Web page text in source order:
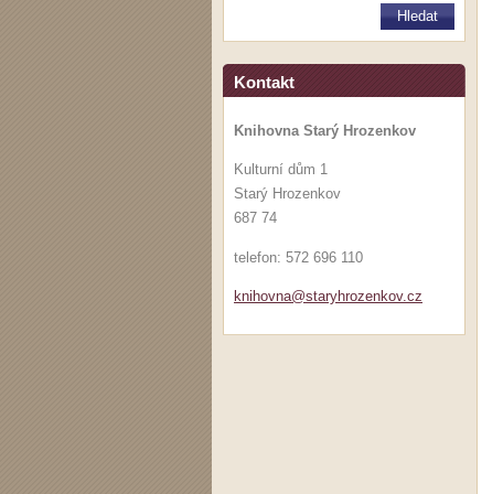
Kontakt
Knihovna Starý Hrozenkov
Kulturní dům 1
Starý Hrozenkov
687 74
telefon: 572 696 110
knihovna@staryhrozenkov. cz